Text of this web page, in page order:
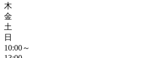
木
金
土
日
10:00～